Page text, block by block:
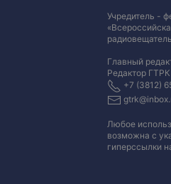
Учредитель -
Главный
Редактор
+7 (3812)
Любое
возможна с
гиперссылки